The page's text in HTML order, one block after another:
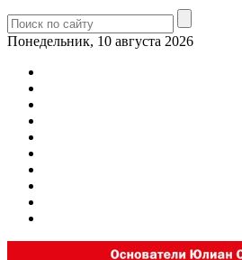
Понедельник, 10 августа 2026